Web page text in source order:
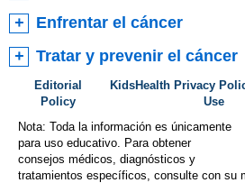
Enfrentar el cáncer
Tratar y prevenir el cáncer
Editorial
Policy
KidsHealth Privacy
Use
Nota: Toda la información es únicamente
para uso educativo. Para obtener
consejos médicos, diagnósticos y
tratamientos específicos, consulte con su